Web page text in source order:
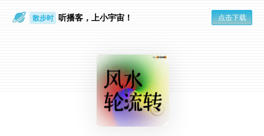
散步时 听播客，上小宇宙！ 点击下载